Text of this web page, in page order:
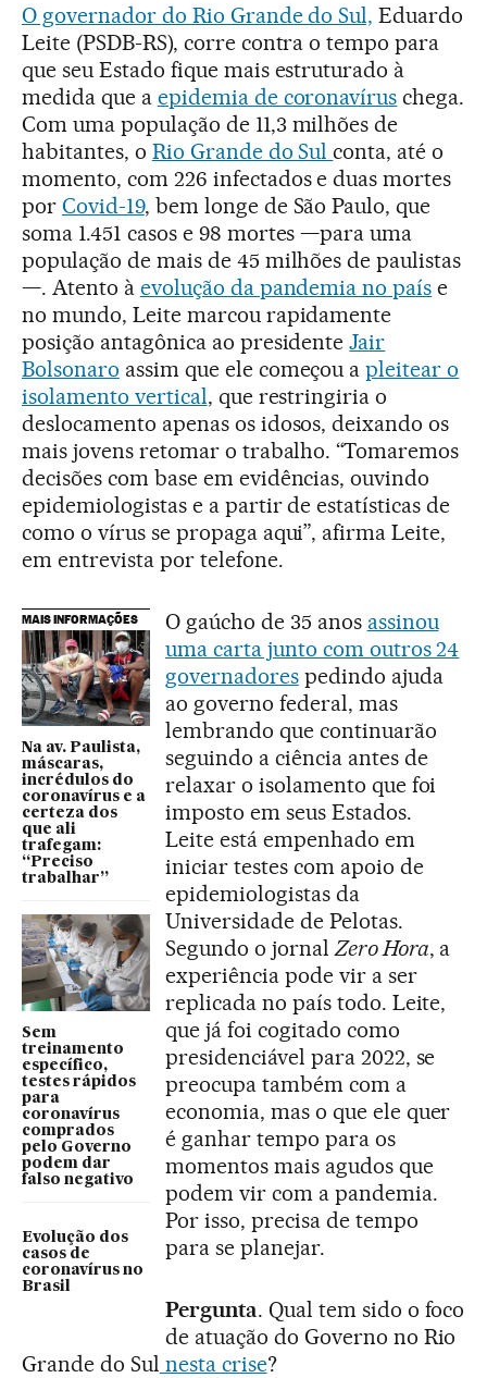
O governador do Rio Grande do Sul, Eduardo
Leite (PSDB-RS), corre contra o tempo para
que seu Estado fique mais estruturado à
medida que a epidemia de coronavírus chega.
Com uma população de 11,3 milhões de
habitantes, o Rio Grande do Sulconta, até o
momento, com 226 infectados e duas mortes
por Covid-19, bem longe de São Paulo, que
soma 1.451 casos e 98 mortes —para uma
população de mais de 45 milhões de paulistas
—. Atento à evolução da pandemia no país e
no mundo, Leite marcou rapidamente
posição antagônica ao presidenteJair
Bolsonaro assim que ele começou apleitear o
isolamento vertical, que restringiria o
deslocamento apenas os idosos, deixando os
mais jovens retomar o trabalho. “Tomaremos
decisões com base em evidências, ouvindo
epidemiologistas e a partir de estatísticas de
como o vírus se propaga aqui”, afirma Leite,
em entrevista por telefone.
MAIS INFORMAÇÕES
Na av. Paulista,
máscaras,
incrédulos do
coronavírus e a
certeza dos
que ali
trafegam:
“Preciso
trabalhar”
Sem
treinamento
específico,
testes rápidos
para
coronavírus
comprados
pelo Governo
podem dar
falso negativo
Evolução dos
casos de
coronavírus no
Brasil
O gaúcho de 35 anos assinou
uma carta junto com outros 24
governadorespedindo ajuda
ao governo federal, mas
lembrando que continuarão
seguindo a ciência antes de
relaxar o isolamento que foi
imposto em seus Estados.
Leite está empenhado em
iniciar testes com apoio de
epidemiologistas da
Universidade de Pelotas.
Segundo o jornalZero Hora, a
experiência pode vir a ser
replicada no país todo. Leite,
que já foi cogitado como
presidenciável para 2022, se
preocupa também com a
economia, mas o que ele quer
é ganhar tempo para os
momentos mais agudos que
podem vir com a pandemia.
Por isso, precisa de tempo
para se planejar.
Pergunta. Qual tem sido o foco
de atuação do Governo no Rio
Grande do Sul nesta crise?